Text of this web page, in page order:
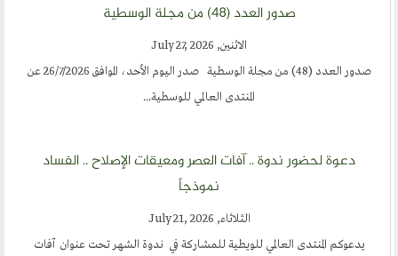
صدور العدد (٤٨) من مجلة الوسطية
الاثنين, July 27, 2026
صدور العدد (48) من مجلة الوسطية صدر اليوم الأحد، الموافق 26/7/2026 عن
المنتدى العالمي للوسطية...
دعوة لحضور ندوة .. آفات العصر ومعيقات الإصلاح .. الفساد
نموذجاً
الثلاثاء, July 21, 2026
يدعوكم المنتدى العالمي للويطية للمشاركة في ندوة الشهر تحت عنوان آفات